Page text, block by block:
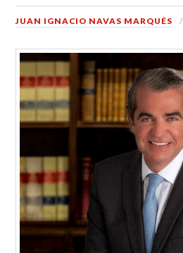
JUAN IGNACIO NAVAS MARQUÉS